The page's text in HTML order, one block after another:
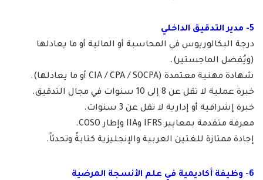
5- مدير التدقيق الداخلي
درجة البكالوريوس في المحاسبة أو المالية أو ما يعادلها
(ويُفضل الماجستير).
شهادة مهنية معتمدة (CIA / CPA / SOCPA أو ما يعادلها).
خبرة عملية لا تقل عن 8 إلى 10 سنوات في مجال التدقيق.
خبرة إشرافية أو إدارية لا تقل عن 3 سنوات.
معرفة متقدمة بمعايير IFRS وIIA وإطار COSO.
إجادة ممتازة للغتين العربية والإنجليزية كتابةً وتحدثاً.
6- وظيفة أكاديمية في علم الأنسجة المرضية